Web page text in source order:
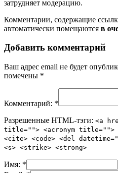
затрудняет модерацию.
Комментарии, содержащие
автоматически помещаются в
Добавить комментарий
Ваш адрес email не будет
помечены *
Комментарий: *
Разрешенные HTML-тэги: <a
title=""> <acronym title="">
<cite> <code> <del
<s> <strike> <strong>
Имя: *